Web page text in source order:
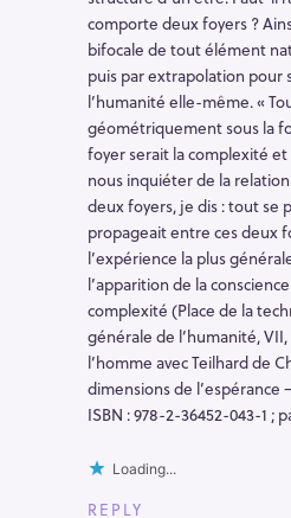
comporte deux foyers ?
bifocale de tout élément
puis par extrapolation pour
l’humanité elle-même. «
géométriquement sous la
foyer serait la complexité et
nous inquiéter de la
deux foyers, je dis : tout se
propageait entre ces deux
l’expérience la plus
l’apparition de la
complexité (Place de la
générale de l’humanité,
l’homme avec Teilhard de
dimensions de l’espérance
ISBN : 978-2-36452-043-1 ;
Loading...
REPLY